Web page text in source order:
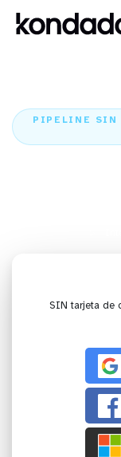
PIPELINE SIN
SIN tarjeta de